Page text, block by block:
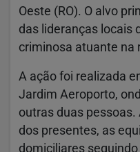
Oeste (RO). O alvo
das lideranças locais
criminosa atuante na
A ação foi realizada
Jardim Aeroporto,
outras duas
dos presentes, as
domiciliares